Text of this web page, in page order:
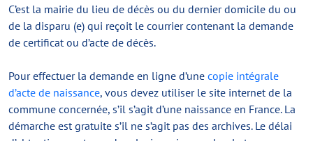
C’est la mairie du lieu de décès ou du dernier domicile du ou
de la disparu (e) qui reçoit le courrier contenant la demande
de certificat ou d’acte de décès.
Pour effectuer la demande en ligne d’une copie intégrale
d’acte de naissance, vous devez utiliser le site internet de la
commune concernée, s’il s’agit d’une naissance en France. La
démarche est gratuite s’il ne s’agit pas des archives. Le délai